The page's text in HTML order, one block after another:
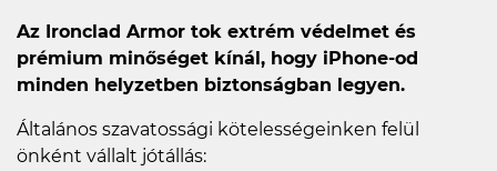
Az Ironclad Armor tok extrém védelmet és
prémium minőséget kínál, hogy iPhone-od
minden helyzetben biztonságban legyen.
Általános szavatossági kötelességeinken felül
önként vállalt jótállás: